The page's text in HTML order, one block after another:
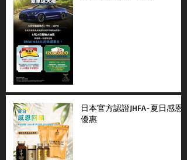
日本官方認證JHFA-夏日感恩
優惠